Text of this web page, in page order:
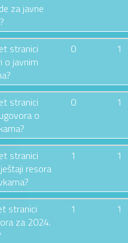
za javne
stranici
o javnim
0 1
stranici
o
0 1
stranici
resora
1 1
stranici
za 2024.
1 1